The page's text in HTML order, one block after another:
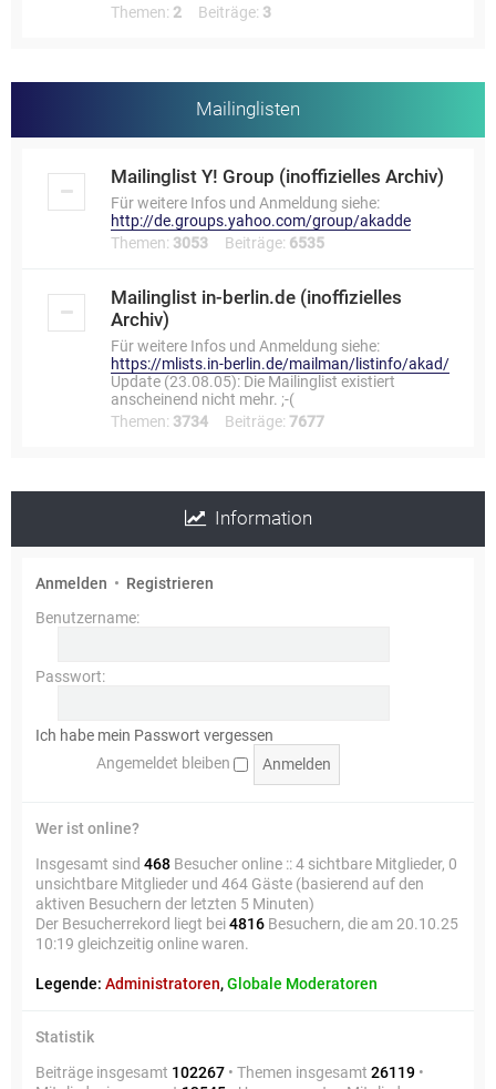
Themen: 2 Beiträge: 3
Mailinglisten
Mailinglist Y! Group (inoffizielles Archiv)
Für weitere Infos und Anmeldung siehe:
http://de.groups.yahoo.com/group/akadde
Themen: 3053 Beiträge: 6535
Mailinglist in-berlin.de (inoffizielles
Archiv)
Für weitere Infos und Anmeldung siehe:
https://mlists.in-berlin.de/mailman/listinfo/akad/
Update (23.08.05): Die Mailinglist existiert
anscheinend nicht mehr. ;-(
Themen: 3734 Beiträge: 7677
Information
Anmelden • Registrieren
Benutzername:
Passwort:
Ich habe mein Passwort vergessen
Angemeldet bleiben
Wer ist online?
Insgesamt sind 468 Besucher online :: 4 sichtbare Mitglieder, 0
unsichtbare Mitglieder und 464 Gäste (basierend auf den
aktiven Besuchern der letzten 5 Minuten)
Der Besucherrekord liegt bei4816 Besuchern, die am 20.10.25
10:19 gleichzeitig online waren.
Legende: Administratoren,Globale Moderatoren
Statistik
Beiträge insgesamt 102267 • Themen insgesamt 26119 •